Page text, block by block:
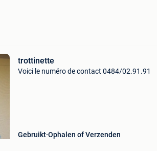
trottinette
Voici le numéro de contact 0484/02.91.91
Gebruikt Ophalen of Verzenden